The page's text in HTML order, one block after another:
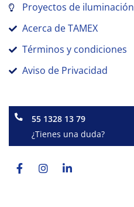
Proyectos de iluminación
Acerca de TAMEX
Términos y condiciones
Aviso de Privacidad
55 1328 13 79
¿Tienes una duda?
f